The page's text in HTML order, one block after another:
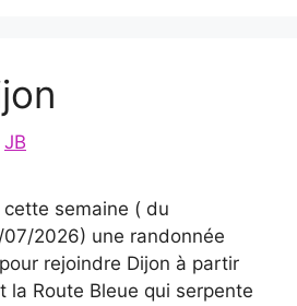
JB
semaine ( du
2026) une randonnée
rejoindre Dijon à partir
la Route Bleue qui serpente